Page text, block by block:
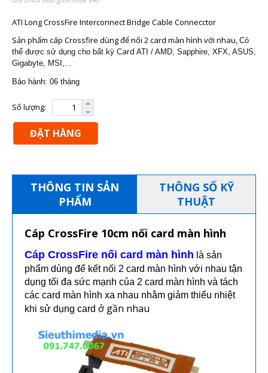
ATI Long CrossFire Interconnect Bridge Cable Connecctor
Sản phẩm cáp Crossfire dùng để nối 2 card màn hình với nhau, Có
thể được sử dụng cho bất kỳ Card ATI / AMD, Sapphire, XFX, ASUS,
Gigabyte, MSI,...
Bảo hành: 06 tháng
Số lượng:
ĐẶT HÀNG
THÔNG TIN SẢN
PHẨM
THÔNG SỐ KỸ
THUẬT
Cáp CrossFire 10cm nối card màn hình
Cáp CrossFire nối card màn hình là sản
phẩm dùng để kết nối 2 card màn hình với nhau tận
dụng tối đa sức mạnh của 2 card màn hình và tách
các card màn hình xa nhau nhằm giảm thiểu nhiệt
khi sử dụng card ở gần nhau